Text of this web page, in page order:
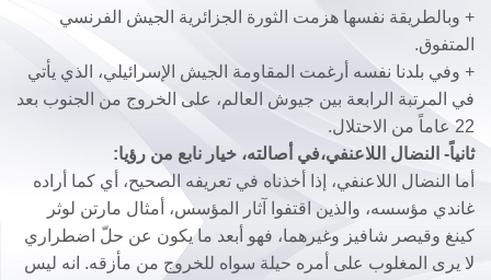
+ وبالطريقة نفسها هزمت الثورة الجزائرية الجيش الفرنسي
المتفوق.
+ وفي بلدنا نفسه أرغمت المقاومة الجيش الإسرائيلي، الذي يأتي
في المرتبة الرابعة بين جيوش العالم، على الخروج من الجنوب بعد
22 عاماً من الاحتلال.
ثانياً- النضال اللاعنفي،في أصالته، خيار نابع من رؤيا:
أما النضال اللاعنفي، إذا أخذناه في تعريفه الصحيح، أي كما أراده
غاندي مؤسسه، والذين اقتفوا آثار المؤسس، أمثال مارتن لوثر
كينغ وقيصر شافيز وغيرهما، فهو أبعد ما يكون عن حلّ اضطراري
لا يرى المغلوب على أمره حيلة سواه للخروج من مأزقه. انه ليس